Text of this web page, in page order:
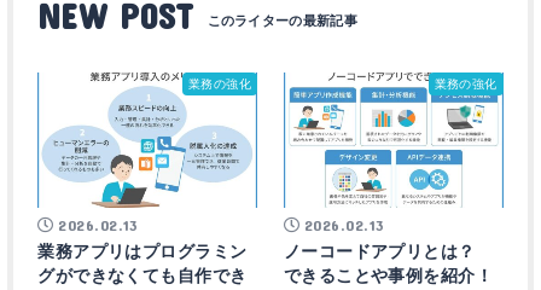
NEW POST
業務の強化
2026.02.13
業務アプリはプログラミン
グができなくても自作でき
業務の強化
2026.02.13
ノーコードアプリとは？
できることや事例を紹介！